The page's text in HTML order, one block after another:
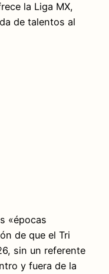
la Liga MX,
de talentos al
«épocas
de que el Tri
sin un referente
y fuera de la